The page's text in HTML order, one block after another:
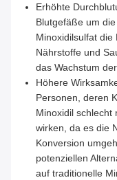
Erhöhte
Blutgefäße um
Minoxidilsulfat
Nährstoffe und
das Wachstum
Höhere
Personen, deren
Minoxidil schlecht
wirken, da es die
Konversion
potenziellen
auf traditionelle